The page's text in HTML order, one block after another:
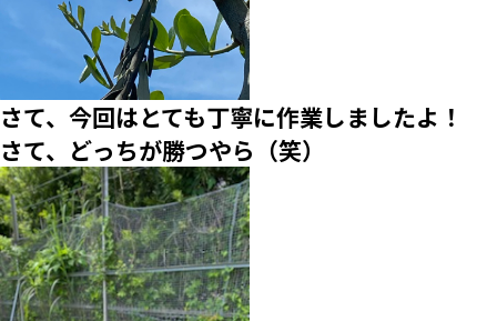
さて、今回はとても丁寧に作業しましたよ！
さて、どっちが勝つやら（笑）